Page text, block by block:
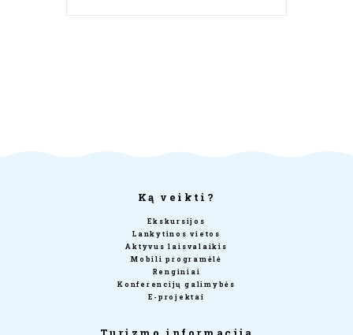
Ką veikti?
Ekskursijos
Lankytinos vietos
Aktyvus laisvalaikis
Mobili programėlė
Renginiai
Konferencijų galimybės
E-projektai